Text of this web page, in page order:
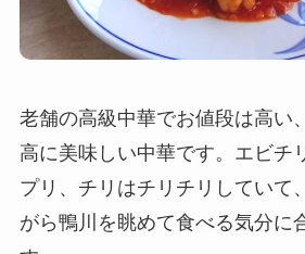
老舗の高級中華でお値段は高い
高に美味しい中華です。エビチ
プリ、チリはチリチリしていて
がら鴨川を眺めて食べる気分に